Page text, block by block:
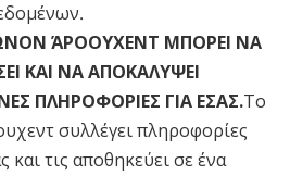
ΆΡΟΟΥΧΕΝΤ ΜΠΟΡΕΙ ΝΑ
ΚΑΙ ΝΑ ΑΠΟΚΑΛΥΨΕΙ
ΠΛΗΡΟΦΟΡΙΕΣ ΓΙΑ ΕΣΑΣ.Το
συλλέγει πληροφορίες
και τις αποθηκεύει σε ένα